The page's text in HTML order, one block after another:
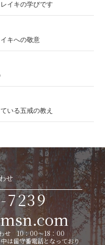
イキの学びです
キへの敬意
いる五戒の教え
せ
7239
せ 10：00～18：00
は留守番電話となっており